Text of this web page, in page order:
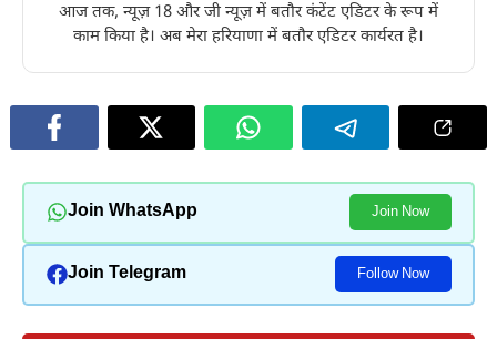
आज तक, न्यूज़ 18 और जी न्यूज़ में बतौर कंटेंट एडिटर के रूप में
काम किया है। अब मेरा हरियाणा में बतौर एडिटर कार्यरत है।
Join WhatsApp Join Now
Join Telegram Follow Now